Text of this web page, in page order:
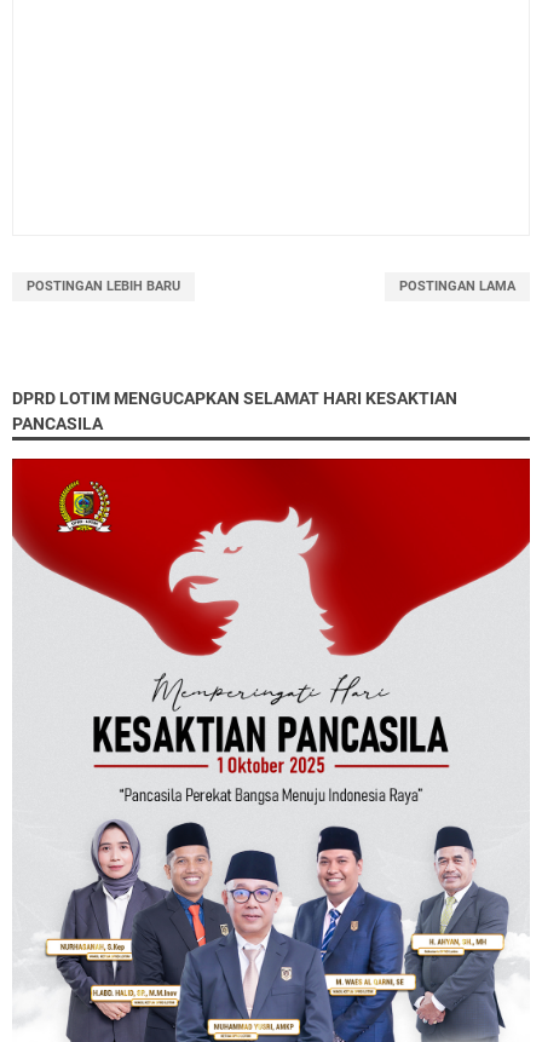
POSTINGAN LEBIH BARU POSTINGAN LAMA
DPRD LOTIM MENGUCAPKAN SELAMAT HARI KESAKTIAN
PANCASILA